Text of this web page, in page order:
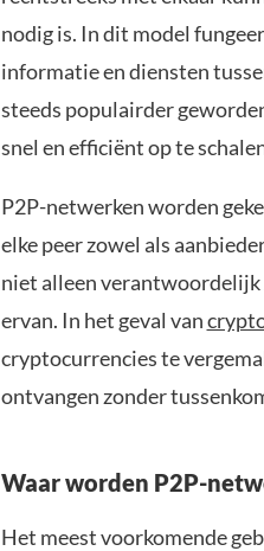
nodig is. In dit model
informatie en diensten
steeds populairder
snel en efficiënt op te
P2P-netwerken worden
elke peer zowel als
niet alleen verantwoordelijk
ervan. In het geval van
cryptocurrencies te
ontvangen zonder
Waar worden P2P-
Het meest voorkomende